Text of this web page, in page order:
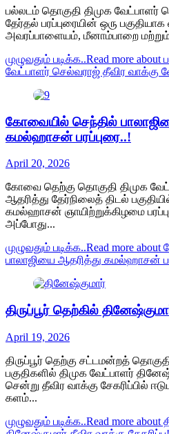
பல்லடம் தொகுதி திமுக
தேர்தல் பரப்புரையின் ஒரு
அவரப்பாளையம், மீனாம்பாறை
முழுவதும் படிக்க..Read more about
வேட்பாளர் செல்வராஜ் தீவிர வாக்கு
கோவையில் செந்தில்
கமல்ஹாசன் பரப்புரை..!
April 20, 2026
கோவை தெற்கு தொகுதி திமுக
ஆதரித்து தேர்நிலைத் திடல்
கமல்ஹாசன் ஞாயிற்றுக்கிழமை
அப்போது...
முழுவதும் படிக்க..Read more
பாலாஜியை ஆதரித்து கமல்ஹாசன்
திருப்பூர் தெற்கில்
April 19, 2026
திருப்பூர் தெற்கு சட்டமன்றத்
பகுதிகளில் திமுக வேட்பாளர்
சென்று தீவிர வாக்கு சேகரிப்பில்
களம்...
முழுவதும் படிக்க..Read more about